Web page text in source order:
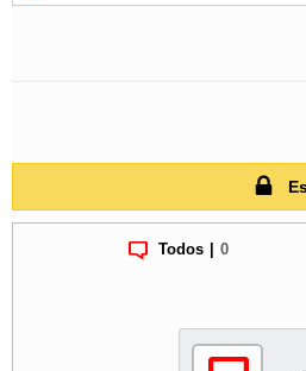
Todos 0